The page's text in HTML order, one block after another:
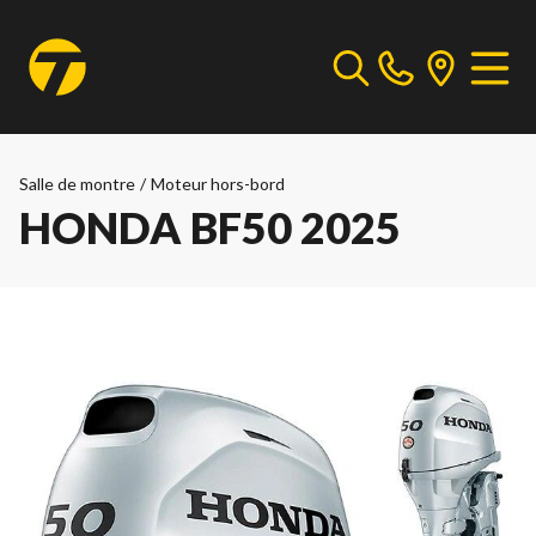
Salle de montre / Moteur hors-bord
HONDA BF50 2025